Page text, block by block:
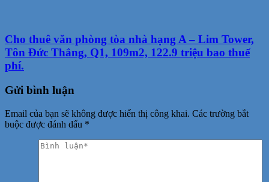
Cho thuê văn phòng tòa nhà hạng A – Lim Tower,
Tôn Đức Thắng, Q1, 109m2, 122.9 triệu bao thuế
phí.
Gửi bình luận
Email của bạn sẽ không được hiển thị công khai. Các trường bắt
buộc được đánh dấu *